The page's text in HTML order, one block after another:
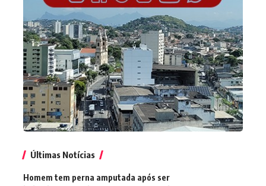
Últimas Notícias
Homem tem perna amputada após ser